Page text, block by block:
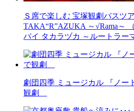
Ｓ席で楽しむ 宝塚観劇バスツ
TAKA“R”AZUKA ～√Rama～
バイ タカラヅカ ～ルートラー
劇団四季 ミュージカル 『ノー
観劇